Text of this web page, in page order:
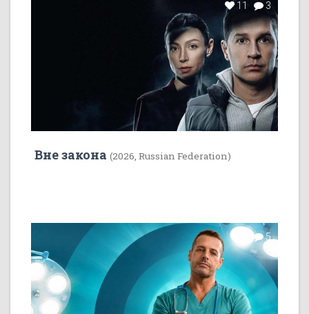
11 3
Вне закона (2026, Russian Federation)
7 5